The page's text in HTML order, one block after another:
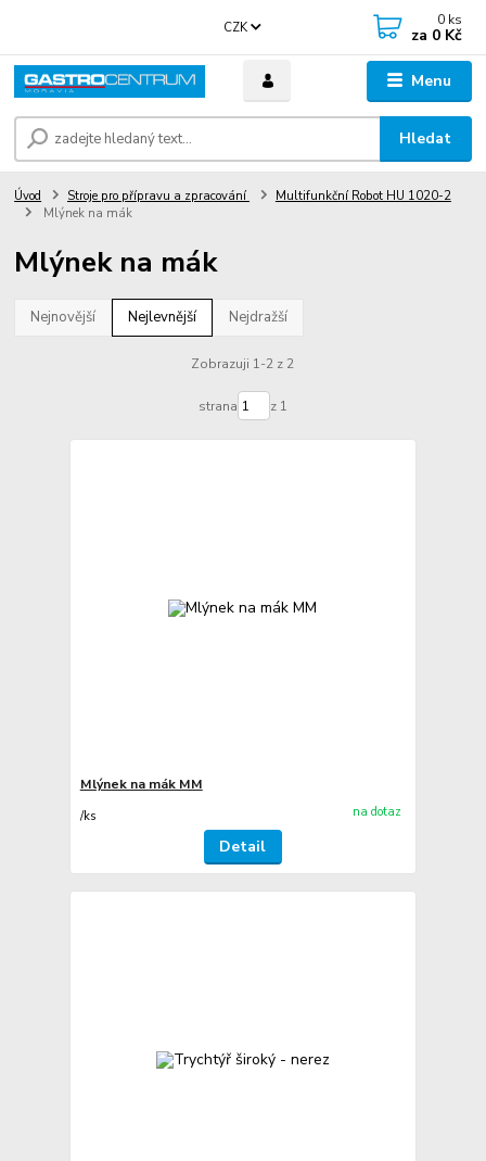
Menu
CZK
Hledat
0 ks
za 0 Kč
Úvod Stroje pro přípravu a zpracování
Multifunkční Robot HU 1020-2
Mlýnek na mák
Mlýnek na mák
Nejnovější Nejlevnější Nejdražší
Zobrazuji 1-2 z 2
strana z 1
Mlýnek na mák MM
/ks na dotaz
Detail